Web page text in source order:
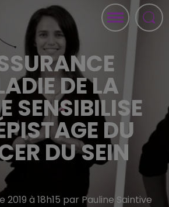
DE LA
SENSIBILISE
DU
DU SEIN
à 18h15 par Pauline Saintive